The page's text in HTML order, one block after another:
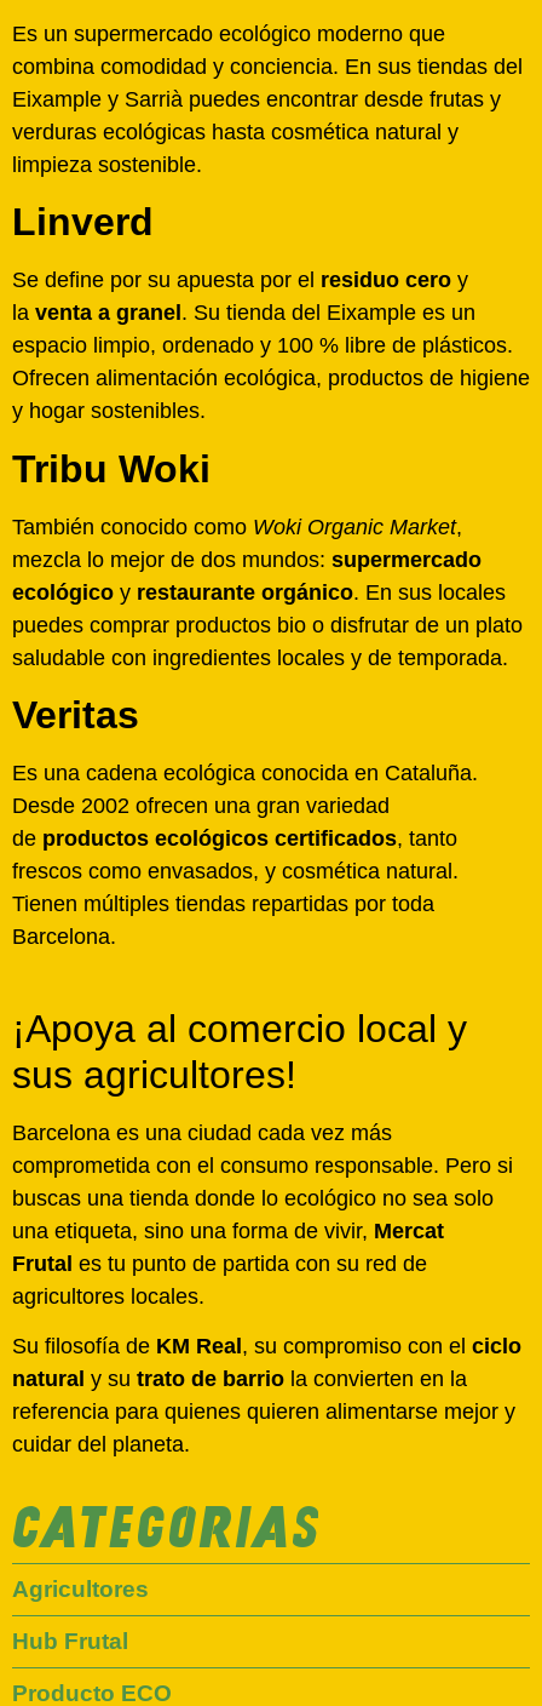
Es un supermercado ecológico moderno que
combina comodidad y conciencia. En sus tiendas del
Eixample y Sarrià puedes encontrar desde frutas y
verduras ecológicas hasta cosmética natural y
limpieza sostenible.
Linverd
Se define por su apuesta por el residuo cero y
la venta a granel . Su tienda del Eixample es un
espacio limpio, ordenado y 100 % libre de plásticos.
Ofrecen alimentación ecológica, productos de higiene
y hogar sostenibles.
Tribu Woki
También conocido como Woki Organic Market,
mezcla lo mejor de dos mundos: supermercado
ecológico y restaurante orgánico. En sus locales
puedes comprar productos bio o disfrutar de un plato
saludable con ingredientes locales y de temporada.
Veritas
Es una cadena ecológica conocida en Cataluña.
Desde 2002 ofrecen una gran variedad
de productos ecológicos certificados, tanto
frescos como envasados, y cosmética natural.
Tienen múltiples tiendas repartidas por toda
Barcelona.
¡Apoya al comercio local y
sus agricultores!
Barcelona es una ciudad cada vez más
comprometida con el consumo responsable. Pero si
buscas una tienda donde lo ecológico no sea solo
una etiqueta, sino una forma de vivir, Mercat
Frutal es tu punto de partida con su red de
agricultores locales.
Su filosofía de KM Real, su compromiso con el ciclo
natural y su trato de barrio la convierten en la
referencia para quienes quieren alimentarse mejor y
cuidar del planeta.
CATEGORIAS
Agricultores
Hub Frutal
Producto ECO